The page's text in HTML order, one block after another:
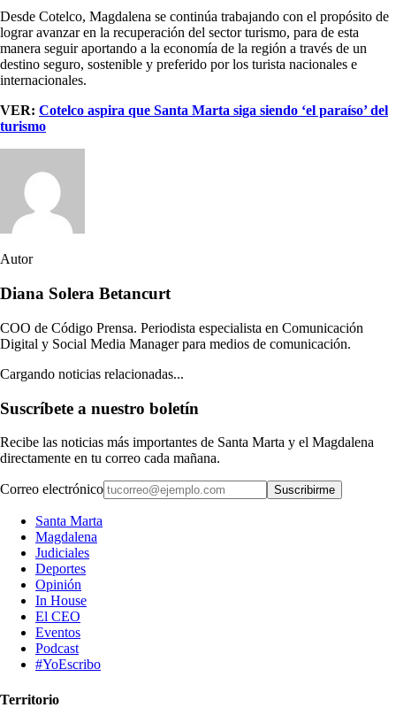
Desde Cotelco, Magdalena se continúa trabajando con el propósito de
lograr avanzar en la recuperación del sector turismo, para de esta
manera seguir aportando a la economía de la región a través de un
destino seguro, sostenible y preferido por los turista nacionales e
internacionales.
VER: Cotelco aspira que Santa Marta siga siendo ‘el paraíso’ del
turismo
Autor
Diana Solera Betancurt
COO de Código Prensa. Periodista especialista en Comunicación
Digital y Social Media Manager para medios de comunicación.
Cargando noticias relacionadas...
Suscríbete a nuestro boletín
Recibe las noticias más importantes de Santa Marta y el Magdalena
directamente en tu correo cada mañana.
Correo electrónico Suscribirme
Santa Marta
Magdalena
Judiciales
Deportes
Opinión
In House
El CEO
Eventos
Podcast
#YoEscribo
Territorio